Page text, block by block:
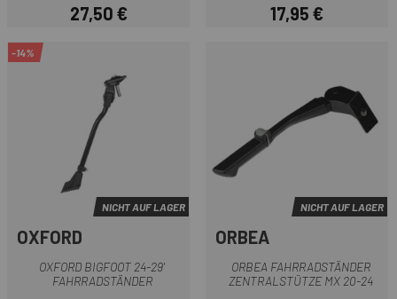
Preis
27,50 € Preis
17,95 €
-14%
NICHT AUF LAGER
OXFORD
OXFORD BIGFOOT 24-29'
FAHRRADSTÄNDER
NICHT AUF LAGER
ORBEA
ORBEA FAHRRADSTÄNDER
ZENTRALSTÜTZE MX 20-24